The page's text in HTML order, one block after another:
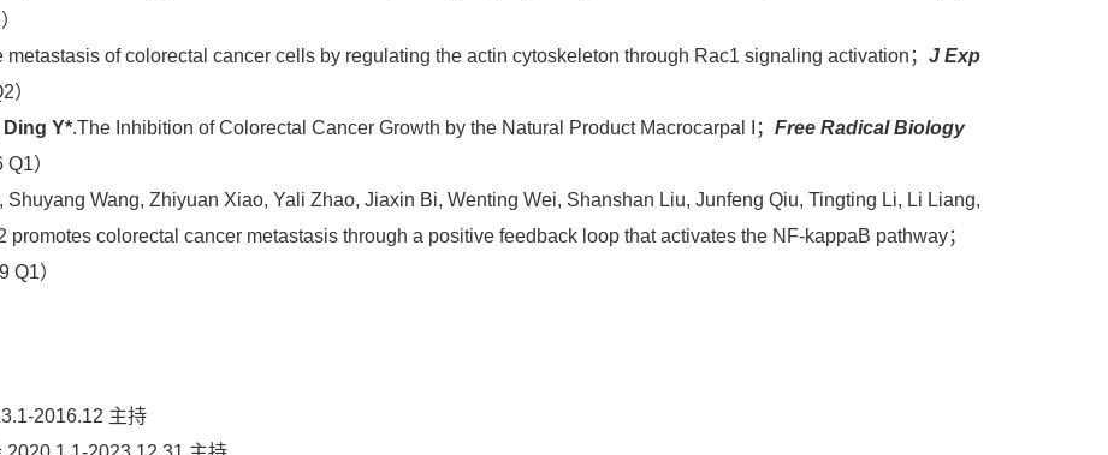
of colorectal cancer cells by regulating the actin cytoskeleton through Rac1 signaling activation； J Exp
）
Ding Y*.The Inhibition of Colorectal Cancer Growth by the Natural Product Macrocarpal I； Free Radical Biology
）
Wang, Zhiyuan Xiao, Yali Zhao, Jiaxin Bi, Wenting Wei, Shanshan Liu, Junfeng Qiu, Tingting Li, Li Liang,
promotes colorectal cancer metastasis through a positive feedback loop that activates the NF-kappaB pathway；
Q1）
2016.12 主持